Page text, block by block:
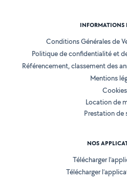
INFORMATIONS
Conditions Générales de
Politique de confidentialité et
Référencement, classement des
Mentions
Cookies
Location de
Prestation de
NOS
Télécharger
Télécharger